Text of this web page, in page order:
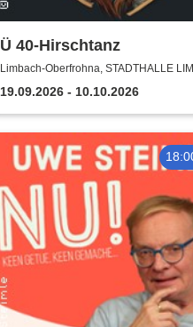
Ü 40-Hirschtanz
Limbach-Oberfrohna, STADTHALLE
OBERFROHNA
19.09.2026 - 10.10.2026